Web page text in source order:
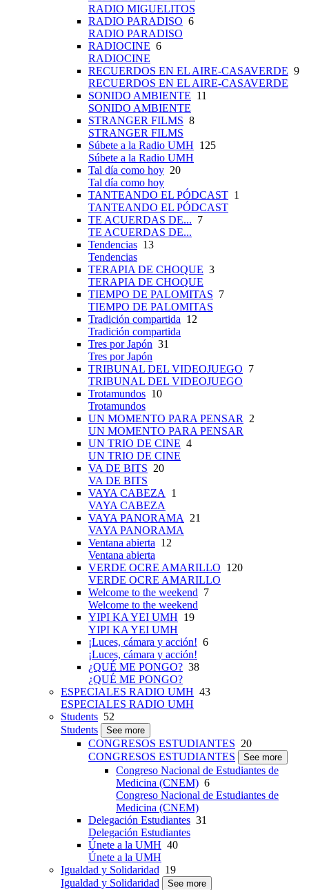
RADIO MIGUELITOS
RADIO PARADISO 6
RADIO PARADISO
RADIOCINE 6
RADIOCINE
RECUERDOS EN EL AIRE-CASAVERDE 9
RECUERDOS EN EL AIRE-CASAVERDE
SONIDO AMBIENTE 11
SONIDO AMBIENTE
STRANGER FILMS 8
STRANGER FILMS
Súbete a la Radio UMH 125
Súbete a la Radio UMH
Tal día como hoy 20
Tal día como hoy
TANTEANDO EL PÓDCAST 1
TANTEANDO EL PÓDCAST
TE ACUERDAS DE... 7
TE ACUERDAS DE...
Tendencias 13
Tendencias
TERAPIA DE CHOQUE 3
TERAPIA DE CHOQUE
TIEMPO DE PALOMITAS 7
TIEMPO DE PALOMITAS
Tradición compartida 12
Tradición compartida
Tres por Japón 31
Tres por Japón
TRIBUNAL DEL VIDEOJUEGO 7
TRIBUNAL DEL VIDEOJUEGO
Trotamundos 10
Trotamundos
UN MOMENTO PARA PENSAR
2
UN MOMENTO PARA PENSAR
UN TRIO DE CINE 4
UN TRIO DE CINE
VA DE BITS 20
VA DE BITS
VAYA CABEZA
1
VAYA CABEZA
VAYA PANORAMA
21
VAYA PANORAMA
Ventana abierta 12
Ventana abierta
VERDE OCRE AMARILLO 120
VERDE OCRE AMARILLO
Welcome to the weekend 7
Welcome to the weekend
YIPI KA YEI UMH 19
YIPI KA YEI UMH
¡Luces, cámara y acción! 6
¡Luces, cámara y acción!
¿QUÉ ME PONGO? 38
¿QUÉ ME PONGO?
ESPECIALES RADIO UMH 43
ESPECIALES RADIO UMH
Students 52
Students
See more
CONGRESOS ESTUDIANTES 20
CONGRESOS ESTUDIANTES
See more
Congreso Nacional de Estudiantes de
Medicina (CNEM) 6
Congreso Nacional de Estudiantes de
Medicina (CNEM)
Delegación Estudiantes 31
Delegación Estudiantes
Únete a la UMH 40
Únete a la UMH
Igualdad y Solidaridad 19
Igualdad y Solidaridad
See more